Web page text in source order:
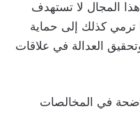
هذا المجال لا تستهدف
ترمي كذلك إلى حماية
العدالة في علاقات
في المخالصات